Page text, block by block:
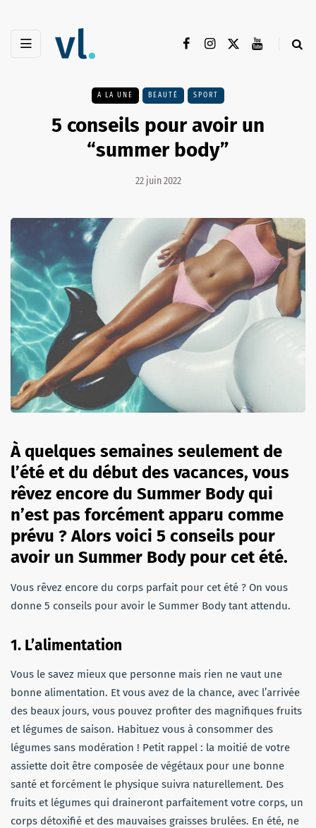
A LA UNE BEAUTÉ SPORT
5 conseils pour avoir un
“summer body”
22 juin 2022
À quelques semaines seulement de
l’été et du début des vacances, vous
rêvez encore du Summer Body qui
n’est pas forcément apparu comme
prévu ? Alors voici 5 conseils pour
avoir un Summer Body pour cet été.
Vous rêvez encore du corps parfait pour cet été ? On vous
donne 5 conseils pour avoir le Summer Body tant attendu.
1. L’alimentation
Vous le savez mieux que personne mais rien ne vaut une
bonne alimentation. Et vous avez de la chance, avec l’arrivée
des beaux jours, vous pouvez profiter des magnifiques fruits
et légumes de saison. Habituez vous à consommer des
légumes sans modération ! Petit rappel : la moitié de votre
assiette doit être composée de végétaux pour une bonne
santé et forcément le physique suivra naturellement. Des
fruits et légumes qui draineront parfaitement votre corps, un
corps détoxifié et des mauvaises graisses brulées. En été, ne